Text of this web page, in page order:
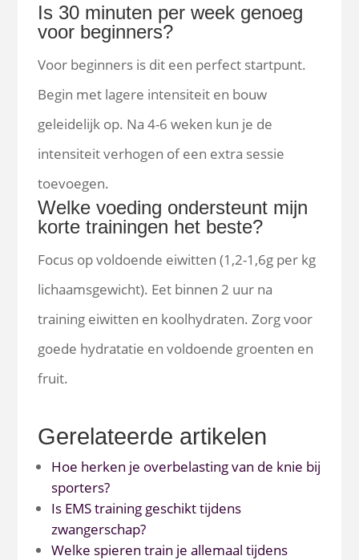
Is 30 minuten per week genoeg
voor beginners?
Voor beginners is dit een perfect startpunt.
Begin met lagere intensiteit en bouw
geleidelijk op. Na 4-6 weken kun je de
intensiteit verhogen of een extra sessie
toevoegen.
Welke voeding ondersteunt mijn
korte trainingen het beste?
Focus op voldoende eiwitten (1,2-1,6g per kg
lichaamsgewicht). Eet binnen 2 uur na
training eiwitten en koolhydraten. Zorg voor
goede hydratatie en voldoende groenten en
fruit.
Gerelateerde artikelen
Hoe herken je overbelasting van de knie bij
sporters?
Is EMS training geschikt tijdens
zwangerschap?
Welke spieren train je allemaal tijdens